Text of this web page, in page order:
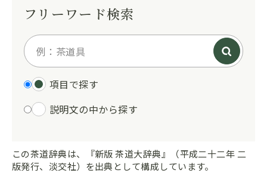
フリーワード検索
項目で探す
説明文の中から探す
この茶道辞典は、『新版 茶道大辞典』（平成二十二年 二
版発行、淡交社）を出典として構成しています。